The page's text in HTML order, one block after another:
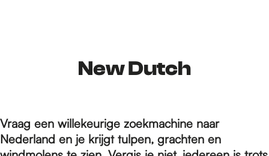
New Dutch
Vraag een willekeurige zoekmachine naar
Nederland en je krijgt tulpen, grachten en